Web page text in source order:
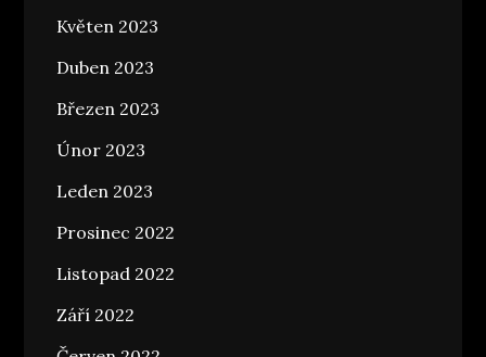
Květen 2023
Duben 2023
Březen 2023
Únor 2023
Leden 2023
Prosinec 2022
Listopad 2022
Září 2022